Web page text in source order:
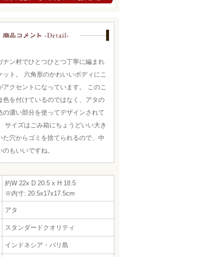
ナン村でひとつひとつ丁寧に編まれ
ット。 六角形のかわいいボディにこ
アクセントになっています。 このこ
色を付けているのではなく、アタの
の濃い部分を使ってデザインされて
サイズはごみ箱にちょうどいい大き
た穴からゴミを捨てられるので、中
もいいですね。
約W 22x D 20.5 x H 18.5
※内寸: 20.5x17x17.5cm
アタ
スタンダードクオリティ
インドネシア・バリ島